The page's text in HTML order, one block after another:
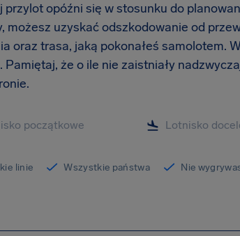
przylot opóźni się w stosunku do
możesz uzyskać odszkodowanie od
oraz trasa, jaką pokonałeś samolotem.
Pamiętaj, że o ile nie zaistniały
linie Wszystkie państwa Nie